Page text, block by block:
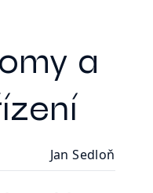
a
Jan Sedloň